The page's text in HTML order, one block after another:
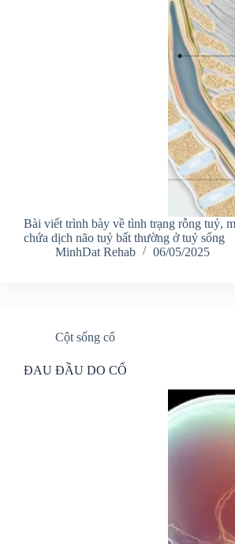
Bài viết trình bày về tình trạng rỗng tuỷ,
chứa dịch não tuỷ bất thường ở tuỷ sống
MinhDat Rehab
06/05/2025
Cột sống cổ
ĐAU ĐẦU DO CỔ